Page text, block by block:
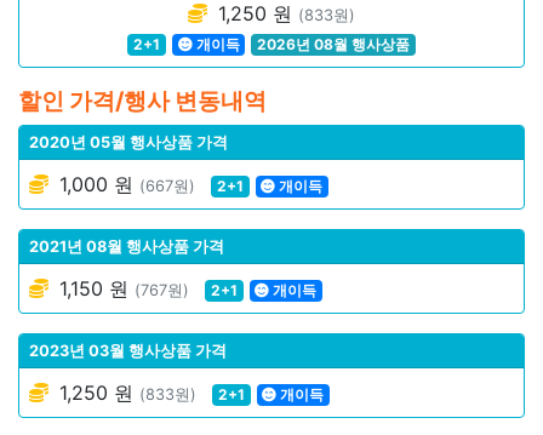
1,250 원 (833원)
2+1
개이득 2026년 08월 행사상품
할인 가격/행사 변동내역
2020년 05월 행사상품 가격
1,000 원 (667원) 2+1 개이득
2021년 08월 행사상품 가격
1,150 원 (767원) 2+1 개이득
2023년 03월 행사상품 가격
1,250 원 (833원) 2+1 개이득